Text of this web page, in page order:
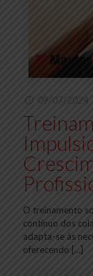
09/07/2024
O treinamento
contínuo dos
adapta-se às
oferecendo […]